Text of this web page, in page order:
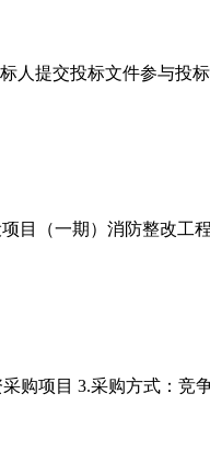
人提交投标文件参与投
目（一期）消防整改工
购项目 3.采购方式：竞